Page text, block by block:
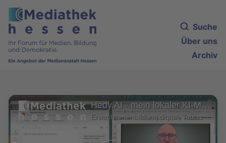
Suche
Über uns
Archiv
Hedy.AI - mein lokaler KI-Meeting-Assistant
Erwachsenenbildung.digital, Tobias Albers-Heinemann